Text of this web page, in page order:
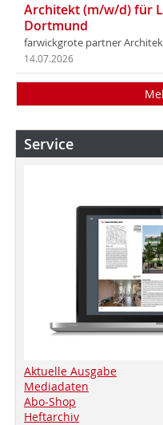
Architekt (m/w/d) für
Dortmund
farwickgrote partner
14.07.2026
Service
Aktuelle Ausgabe
Mediadaten
Abo-Shop
Heftarchiv